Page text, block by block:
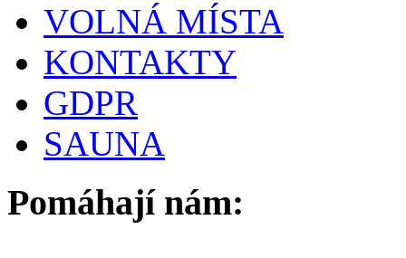
VOLNÁ MÍSTA
KONTAKTY
GDPR
SAUNA
Pomáhají nám: